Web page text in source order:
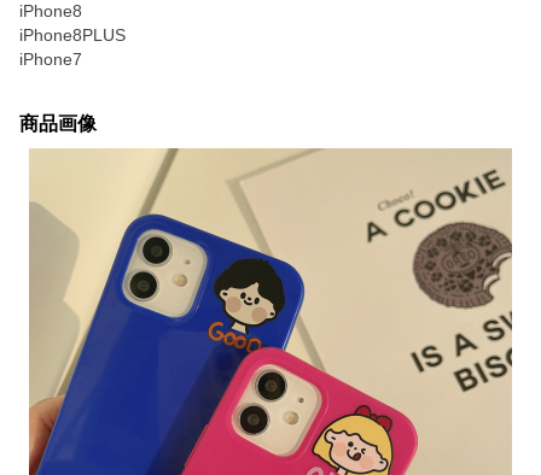
iPhone8
iPhone8PLUS
iPhone7
商品画像